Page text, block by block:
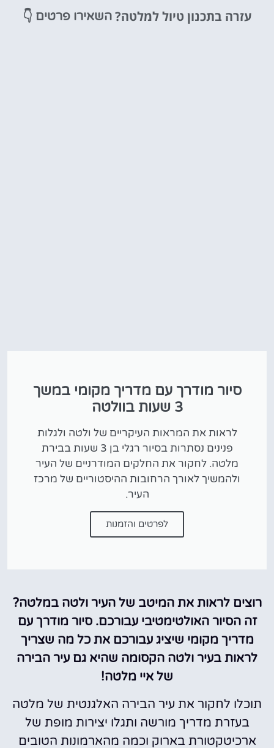
מציאת
עזרה בתכנון טיול למלטה? השאירו פרטים 👇
סיור מודרך עם מדריך מקומי במשך
3 שעות בוולטה
לראות את המראות העיקריים של ולטה ולגלות
פנינים נסתרות בסיור רגלי בן 3 שעות בבירת
מלטה. לחקור את החלקים המודרניים של העיר
ולהמשיך לאורך הרחובות ההיסטוריים של מרכז
העיר.
לפרטים והזמנות
רוצים לראות את המיטב של העיר ולטה במלטה?
זה הסיור האולטימטיבי עבורכם. סיור מודרך עם
מדריך מקומי שיציג עבורכם את כל מה שצריך
לראות בעיר ולטה הקסומה שהיא גם עיר הבירה
של איי מלטה!
תוכלו לחקור את עיר הבירה האלגנטית של מלטה
בעזרת מדריך מורשה ותגלו יצירות מופת של
ארכיטקטורת בארוק וכמה מהארמונות הטובים